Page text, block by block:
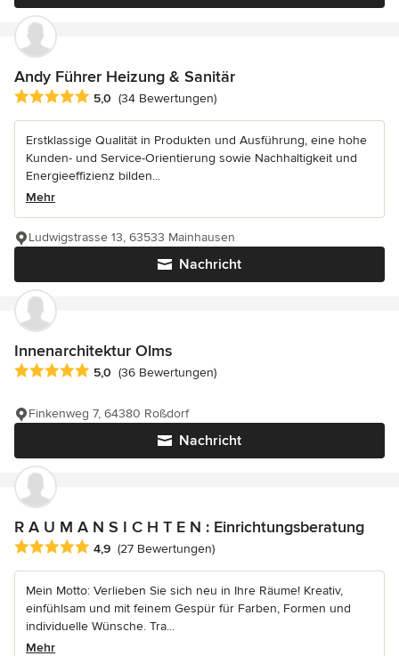
Andy Führer Heizung & Sanitär
Durchschnittliche Bewertung: 5 von 5 Sternen
5,0 (34 Bewertungen)
Erstklassige Qualität in Produkten und Ausführung, eine hohe
Kunden- und Service-Orientierung sowie Nachhaltigkeit und
Energieeffizienz bilden...
Mehr
Nachricht
Ludwigstrasse 13, 63533 Mainhausen
Innenarchitektur Olms
Durchschnittliche Bewertung: 5 von 5 Sternen
5,0 (36 Bewertungen)
Nachricht
Finkenweg 7, 64380 Roßdorf
R A U M A N S I C H T E N : Einrichtungsberatung
Durchschnittliche Bewertung: 4.9 von 5 Sternen
4,9 (27 Bewertungen)
Mein Motto: Verlieben Sie sich neu in Ihre Räume! Kreativ,
einfühlsam und mit feinem Gespür für Farben, Formen und
individuelle Wünsche. Tra...
Mehr